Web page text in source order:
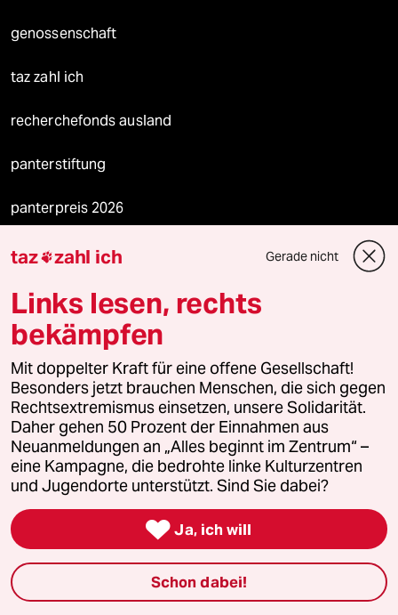
genossenschaft
taz zahl ich
recherchefonds ausland
panterstiftung
panterpreis 2026
Podcast
bundestalk
fernverbindung
klima update°
Mauerecho
Freie Rede
reingehen
taz zahl ich Gerade nicht
Links lesen, rechts
bekämpfen
Mit doppelter Kraft für eine offene Gesellschaft!
Besonders jetzt brauchen Menschen, die sich gegen
Rechtsextremismus einsetzen, unsere Solidarität.
Daher gehen 50 Prozent der Einnahmen aus
Neuanmeldungen an „Alles beginnt im Zentrum“ –
eine Kampagne, die bedrohte linke Kulturzentren
und Jugendorte unterstützt. Sind Sie dabei?
 Ja, ich will
Schon dabei!